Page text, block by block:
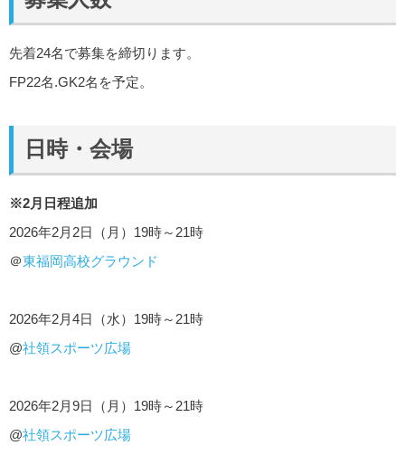
先着24名で募集を締切ります。
FP22名.GK2名を予定。
日時・会場
※2月日程追加
2026年2月2日（月）19時～21時
＠東福岡高校グラウンド
2026年2月4日（水）19時～21時
@社領スポーツ広場
2026年2月9日（月）19時～21時
@社領スポーツ広場